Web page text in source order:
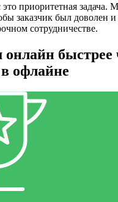
это приоритетная задача.
заказчик был доволен и
сотрудничестве.
онлайн быстрее
офлайне